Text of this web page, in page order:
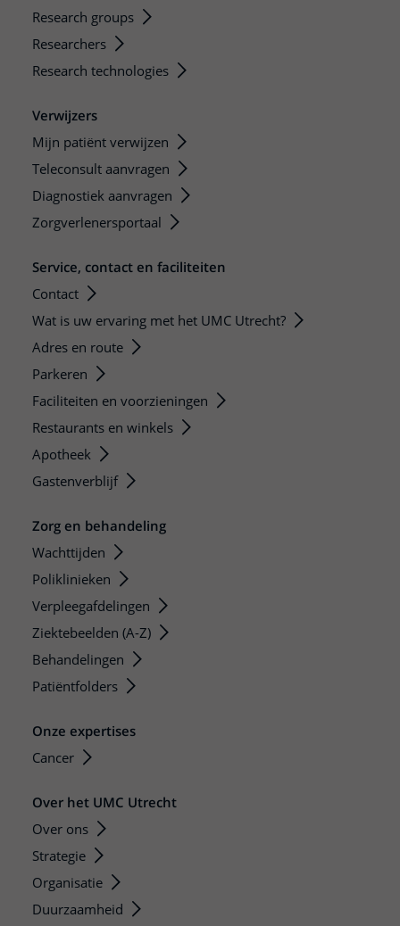
Research groups
Researchers
Research technologies
Verwijzers
Mijn patiënt verwijzen
Teleconsult aanvragen
Diagnostiek aanvragen
Zorgverlenersportaal
Service, contact en faciliteiten
Contact
Wat is uw ervaring met het UMC Utrecht?
Adres en route
Parkeren
Faciliteiten en voorzieningen
Restaurants en winkels
Apotheek
Gastenverblijf
Zorg en behandeling
Wachttijden
Poliklinieken
Verpleegafdelingen
Ziektebeelden (A-Z)
Behandelingen
Patiëntfolders
Onze expertises
Cancer
Over het UMC Utrecht
Over ons
Strategie
Organisatie
Duurzaamheid